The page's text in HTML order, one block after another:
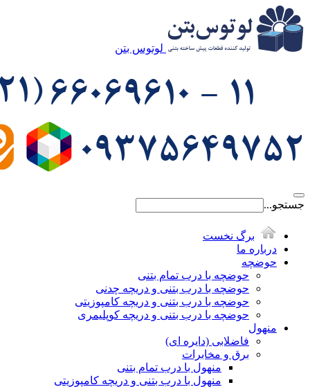
لوتوس بتن
جستجو...
برگ نخست
درباره ما
حوضچه
حوضچه با درب تمام بتنی
حوضچه با درب بتنی و دریچه چدنی
حوضچه با درب بتنی و دریچه کامپوزیتی
حوضچه با درب بتنی و دریچه کوپلیمری
منهول
فاضلابی (دایره ای)
برق و مخابرات
منهول با درب تمام بتنی
منهول با درب بتنی و دریچه کامپوزیتی